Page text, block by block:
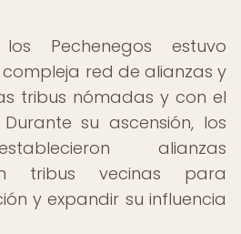
Pechenegos estuvo
red de alianzas y
tribus nómadas y con el
su ascensión, los
alianzas
tribus vecinas para
y expandir su influencia